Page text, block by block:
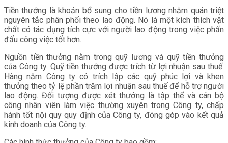
Tiền thưởng là khoản bổ sung cho tiền lương nhằm quán triệt
nguyên tắc phân phối theo lao động. Nó là một kích thích vật
chất có tác dụng tích cực với người lao động trong việc phấn
đấu công việc tốt hơn.
Nguồn tiền thưởng nằm trong quỹ lương và quỹ tiền thưởng
của Công ty. Quỹ tiền thưởng được trích từ lợi nhuận sau thuế.
Hàng năm Công ty có trích lập các quỹ phúc lợi và khen
thưởng theo tỷ lệ phần trăm lợi nhuận sau thuế để hỗ trợ người
lao động. Đối tượng được xét thưởng là tập thể và cán bộ
công nhân viên làm việc thường xuyên trong Công ty, chấp
hành tốt nội quy quy định của Công ty, đóng góp vào kết quả
kinh doanh của Công ty.